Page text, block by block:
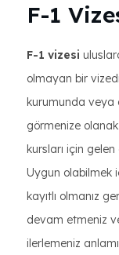
F-1
F-1 vizesi
olmayan bir
kurumunda veya
görmenize
kursları için
Uygun olabilmek
kayıtlı olmanız
devam etmeniz
ilerlemeniz